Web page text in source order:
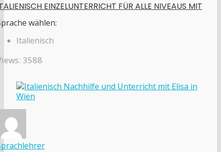
EINZELUNTERRICHT FÜR ALLE NIVEAUS MIT
wählen:
Italienisch
3588